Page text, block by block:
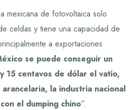
mexicana de fotovoltaica solo
celdas y tiene una capacidad de
a exportaciones
se puede conseguir un
15 centavos de dólar el vatio,
la industria nacional
el dumping chino”.